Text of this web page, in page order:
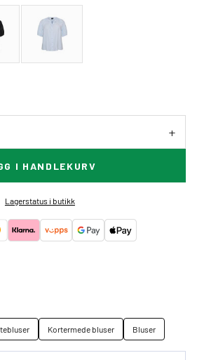
I HANDLEKURV
Lagerstatus i butikk
Kortermede bluser Bluser